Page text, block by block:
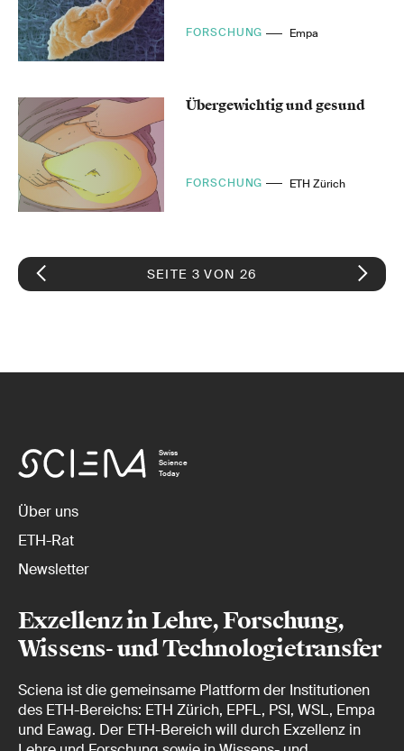
FORSCHUNG Empa
Übergewichtig und gesund
FORSCHUNG ETH Zürich
SEITE 3 VON 26
Swiss
Science
Today
Über uns
ETH-Rat
Newsletter
Exzellenz in Lehre, Forschung,
Wissens- und Technologietransfer
Sciena ist die gemeinsame Plattform der Institutionen
des ETH-Bereichs: ETH Zürich, EPFL, PSI, WSL, Empa
und Eawag. Der ETH-Bereich will durch Exzellenz in